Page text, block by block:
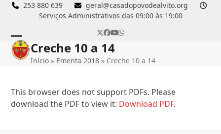
Skip
253 880 639
geral@casadopovodealvito.org
Serviços Administrativos das 09:00 às 19:00
Twitter
Facebook
YouTube
Whatsapp
Open
mobile
Close
mobile
Creche 10 a 14
Início » Ementa 2018 » Creche 10 a 14
This browser does not support PDFs. Please
download the PDF to view it: Download PDF.